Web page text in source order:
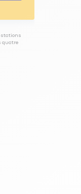
quatre